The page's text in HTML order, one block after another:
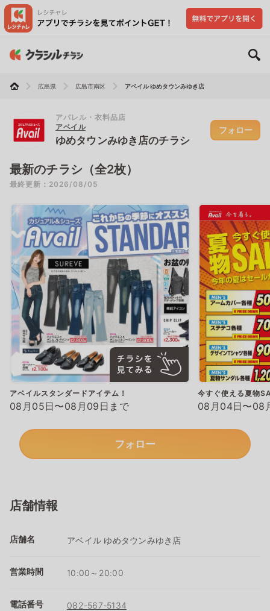
広島県 広島市南区 アベイル ゆめタウンみゆき店
アパレル・衣料品店
アベイル
ゆめタウンみゆき店のチラシ
フォロー
最新のチラシ（全2枚）
最終更新：2026/08/05
アベイルスタンダードアイテム！
08月05日〜08月09日まで
今すぐ使える夏物
08月04日〜08
フォロー
店舗情報
店舗名 アベイル ゆめタウンみゆき店
営業時間 10:00～20:00
電話番号 082-567-5134